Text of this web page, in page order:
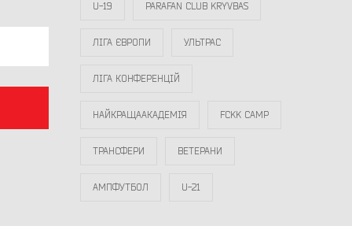
U-19 PARAFAN CLUB KRYVBAS
ЛІГА ЄВРОПИ УЛЬТРАС
ЛІГА КОНФЕРЕНЦІЙ
НАЙКРАЩААКАДЕМІЯ FCKK CAMP
ТРАНСФЕРИ ВЕТЕРАНИ
АМПФУТБОЛ U-21